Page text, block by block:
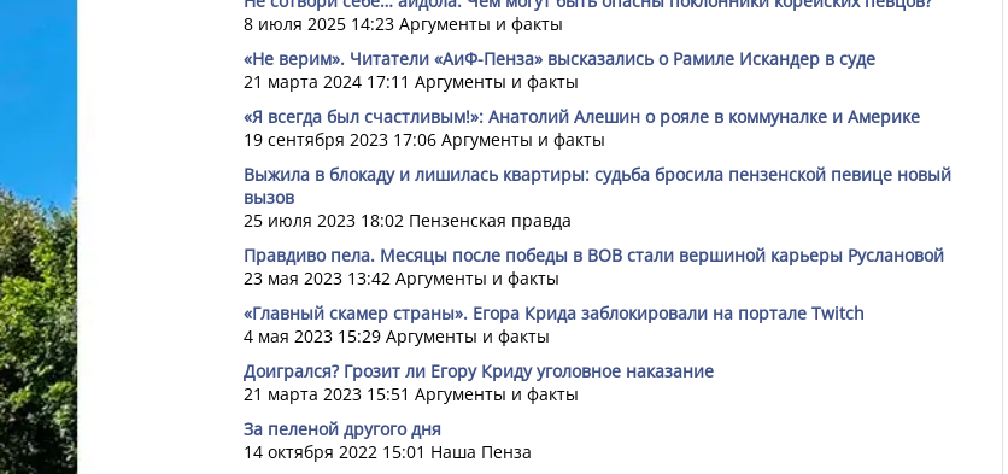
8 июля 2025 14:23 Аргументы и факты
«Не верим». Читатели «АиФ-Пенза» высказались о Рамиле Искандер в суде
21 марта 2024 17:11 Аргументы и факты
«Я всегда был счастливым!»: Анатолий Алешин о рояле в коммуналке и Америке
19 сентября 2023 17:06 Аргументы и факты
Выжила в блокаду и лишилась квартиры: судьба бросила пензенской певице новый
вызов
25 июля 2023 18:02 Пензенская правда
Правдиво пела. Месяцы после победы в ВОВ стали вершиной карьеры Руслановой
23 мая 2023 13:42 Аргументы и факты
«Главный скамер страны». Егора Крида заблокировали на портале Twitch
4 мая 2023 15:29 Аргументы и факты
Доигрался? Грозит ли Егору Криду уголовное наказание
21 марта 2023 15:51 Аргументы и факты
За пеленой другого дня
14 октября 2022 15:01 Наша Пенза